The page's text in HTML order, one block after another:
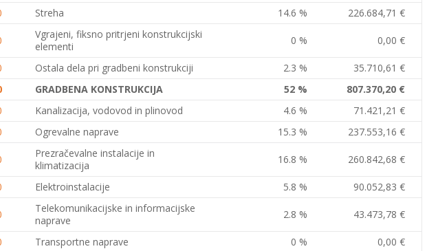
Streha 14.6 % 226.684,71 €
Vgrajeni, fiksno pritrjeni konstrukcijski
elementi
0 % 0,00 €
Ostala dela pri gradbeni konstrukciji 2.3 %
35.710,61 €
GRADBENA KONSTRUKCIJA 52 %
807.370,20 €
Kanalizacija, vodovod in plinovod 4.6 %
71.421,21 €
Ogrevalne naprave 15.3 % 237.553,16 €
Prezračevalne instalacije in
klimatizacija
16.8 % 260.842,68 €
Elektroinstalacije 5.8 % 90.052,83 €
Telekomunikacijske in informacijske
naprave
2.8 % 43.473,78 €
Transportne naprave 0 % 0,00 €